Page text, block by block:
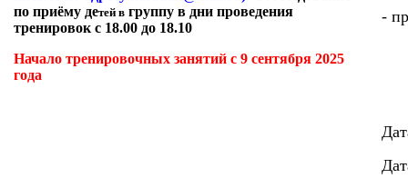
по приёму детей в группу в дни проведения
тренировок с 18.00 до 18.10
Начало тренировочных занятий с 9 сентября 2025
года
-